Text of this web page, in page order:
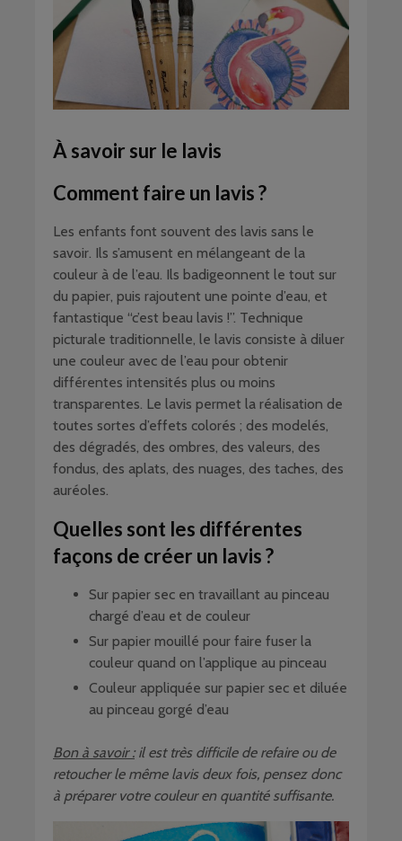
À savoir sur le lavis
Comment faire un lavis ?
Les enfants font souvent des lavis sans le
savoir. Ils s’amusent en mélangeant de la
couleur à de l’eau. Ils badigeonnent le tout sur
du papier, puis rajoutent une pointe d’eau, et
fantastique “c’est beau lavis !”. Technique
picturale traditionnelle, le lavis consiste à diluer
une couleur avec de l’eau pour obtenir
différentes intensités plus ou moins
transparentes. Le lavis permet la réalisation de
toutes sortes d’effets colorés ; des modelés,
des dégradés, des ombres, des valeurs, des
fondus, des aplats, des nuages, des taches, des
auréoles.
Quelles sont les différentes
façons de créer un lavis ?
Sur papier sec en travaillant au pinceau
chargé d’eau et de couleur
Sur papier mouillé pour faire fuser la
couleur quand on l’applique au pinceau
Couleur appliquée sur papier sec et diluée
au pinceau gorgé d’eau
Bon à savoir :il est très difficile de refaire ou de
retoucher le même lavis deux fois, pensez donc
à préparer votre couleur en quantité suffisante.